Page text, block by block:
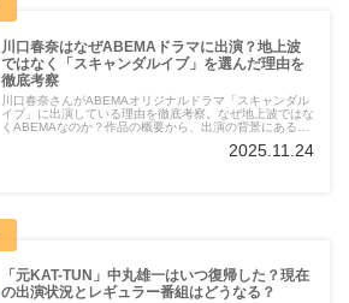
川口春奈はなぜABEMAドラマに出演？地上波
ではなく「スキャンダルイブ」を選んだ理由を
徹底考察
川口春奈さんがABEMAオリジナルドラマ「スキャンダル
イブ」に出演している理由を徹底考察。なぜ地上波ではな
くABEMAなのか？作品の概要から、出演の背景にあると
2025.11.24
「元KAT-TUN」中丸雄一はいつ復帰した？現在
の出演状況とレギュラー番組はどうなる？